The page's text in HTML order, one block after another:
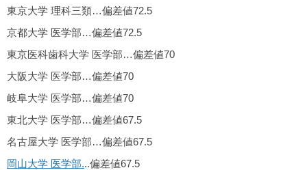
東京大学 理科三類…偏差値72.5
京都大学 医学部…偏差値72.5
東京医科歯科大学 医学部…偏差値70
大阪大学 医学部…偏差値70
岐阜大学 医学部…偏差値70
東北大学 医学部…偏差値67.5
名古屋大学 医学部…偏差値67.5
岡山大学 医学部...偏差値67.5